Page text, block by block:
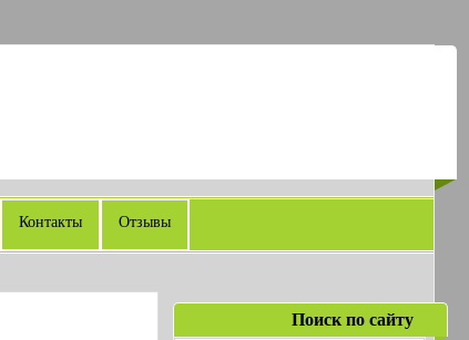
Контакты Отзывы
Поиск по сайту